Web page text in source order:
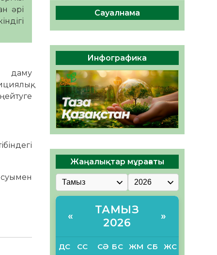
әрі
даму
Үкіметтік емес ұйымдарға
арналған сыйлықақы
конкурсына өтінім қабылдау
басталды
04.08.2026 43 0
Сауалнама
Инфографика
Жаңалықтар мұрағаты
«
ТАМЫЗ
2026
»
ДС СС СӘ БС ЖМ СБ ЖС